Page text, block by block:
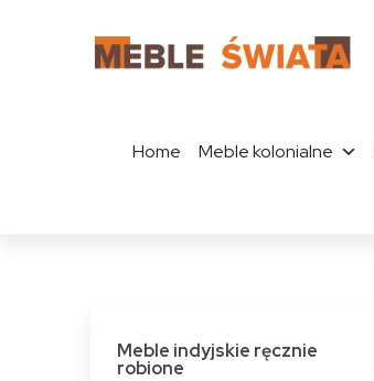
Home Meble kolonialne
Meble indyjskie ręcznie
robione